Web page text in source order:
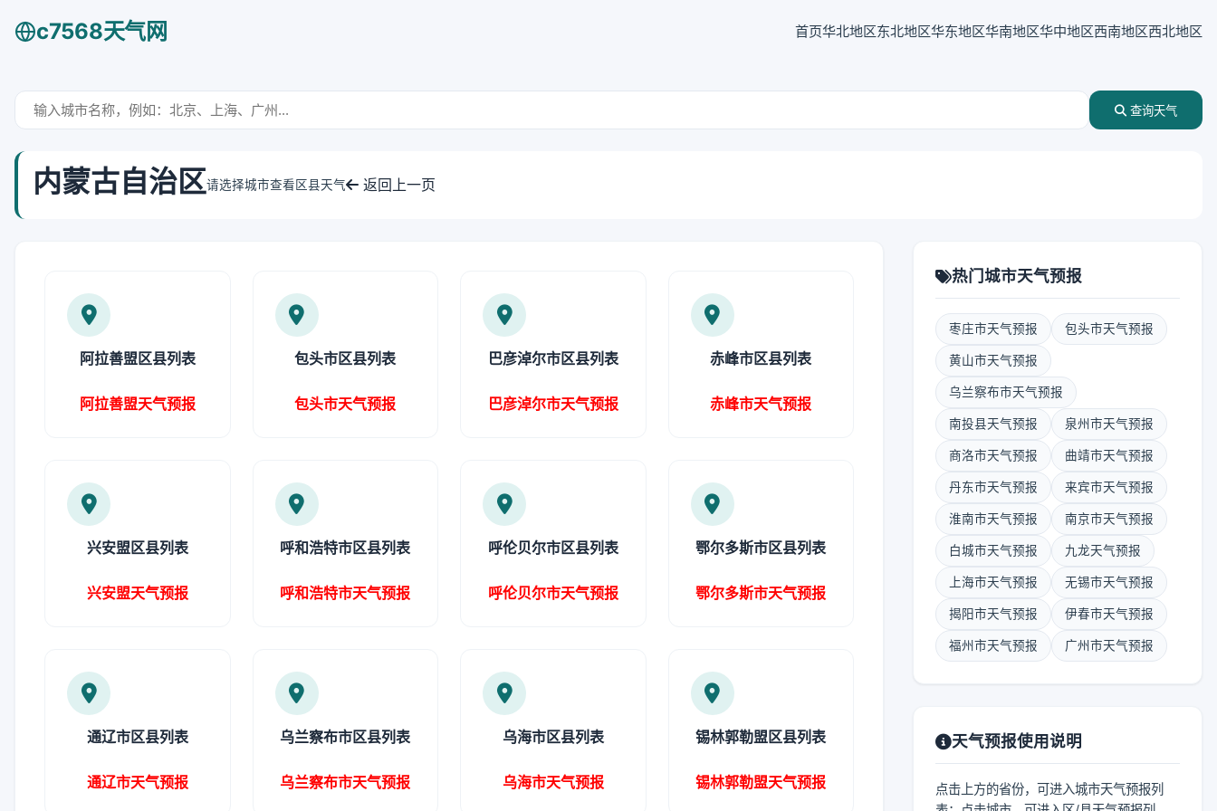
c7568天气网 首页华北地区东北地区华东地区华南地区华中地区西南地区西北地区
查询天气
内蒙古自治区请选择城市查看区县天气 返回上一页
阿拉善盟区县列表
阿拉善盟天气预报
包头市区县列表
包头市天气预报
巴彦淖尔市区县列表
巴彦淖尔市天气预报
赤峰市区县列表
赤峰市天气预报
兴安盟区县列表
兴安盟天气预报
呼和浩特市区县列表
呼和浩特市天气预报
呼伦贝尔市区县列表
呼伦贝尔市天气预报
鄂尔多斯市区县列表
鄂尔多斯市天气预报
通辽市区县列表
通辽市天气预报
乌兰察布市区县列表
乌兰察布市天气预报
乌海市区县列表
乌海市天气预报
锡林郭勒盟区县列表
锡林郭勒盟天气预报
热门城市天气预报
枣庄市天气预报 包头市天气预报
黄山市天气预报
乌兰察布市天气预报
南投县天气预报 泉州市天气预报
商洛市天气预报 曲靖市天气预报
丹东市天气预报 来宾市天气预报
淮南市天气预报 南京市天气预报
白城市天气预报 九龙天气预报
上海市天气预报 无锡市天气预报
揭阳市天气预报 伊春市天气预报
福州市天气预报 广州市天气预报
天气预报使用说明
点击上方的省份，可进入城市天气预报列